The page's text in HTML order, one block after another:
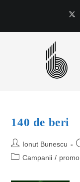
140 de beri
Ionut Bunescu
Campanii / promo